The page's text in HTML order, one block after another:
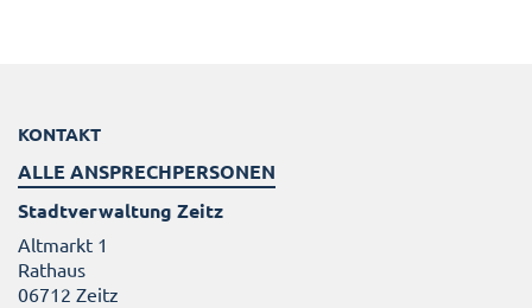
KONTAKT
ALLE ANSPRECHPERSONEN
Stadtverwaltung Zeitz
Altmarkt 1
Rathaus
06712 Zeitz